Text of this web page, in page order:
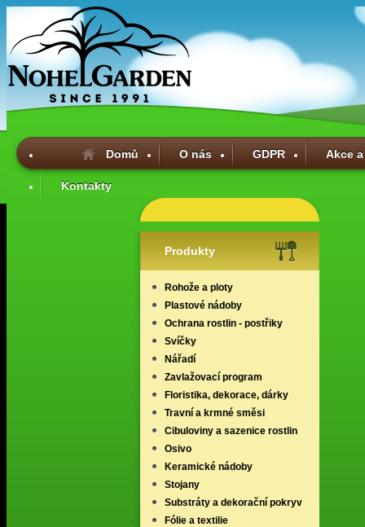
Domů O nás GDPR Akce
Kontakty
Produkty
Rohože a ploty
Plastové nádoby
Ochrana rostlin - postřiky
Svíčky
Nářadí
Zavlažovací program
Floristika, dekorace, dárky
Travní a krmné směsi
Cibuloviny a sazenice rostlin
Osivo
Keramické nádoby
Stojany
Substráty a dekorační pokryv
Fólie a textilie